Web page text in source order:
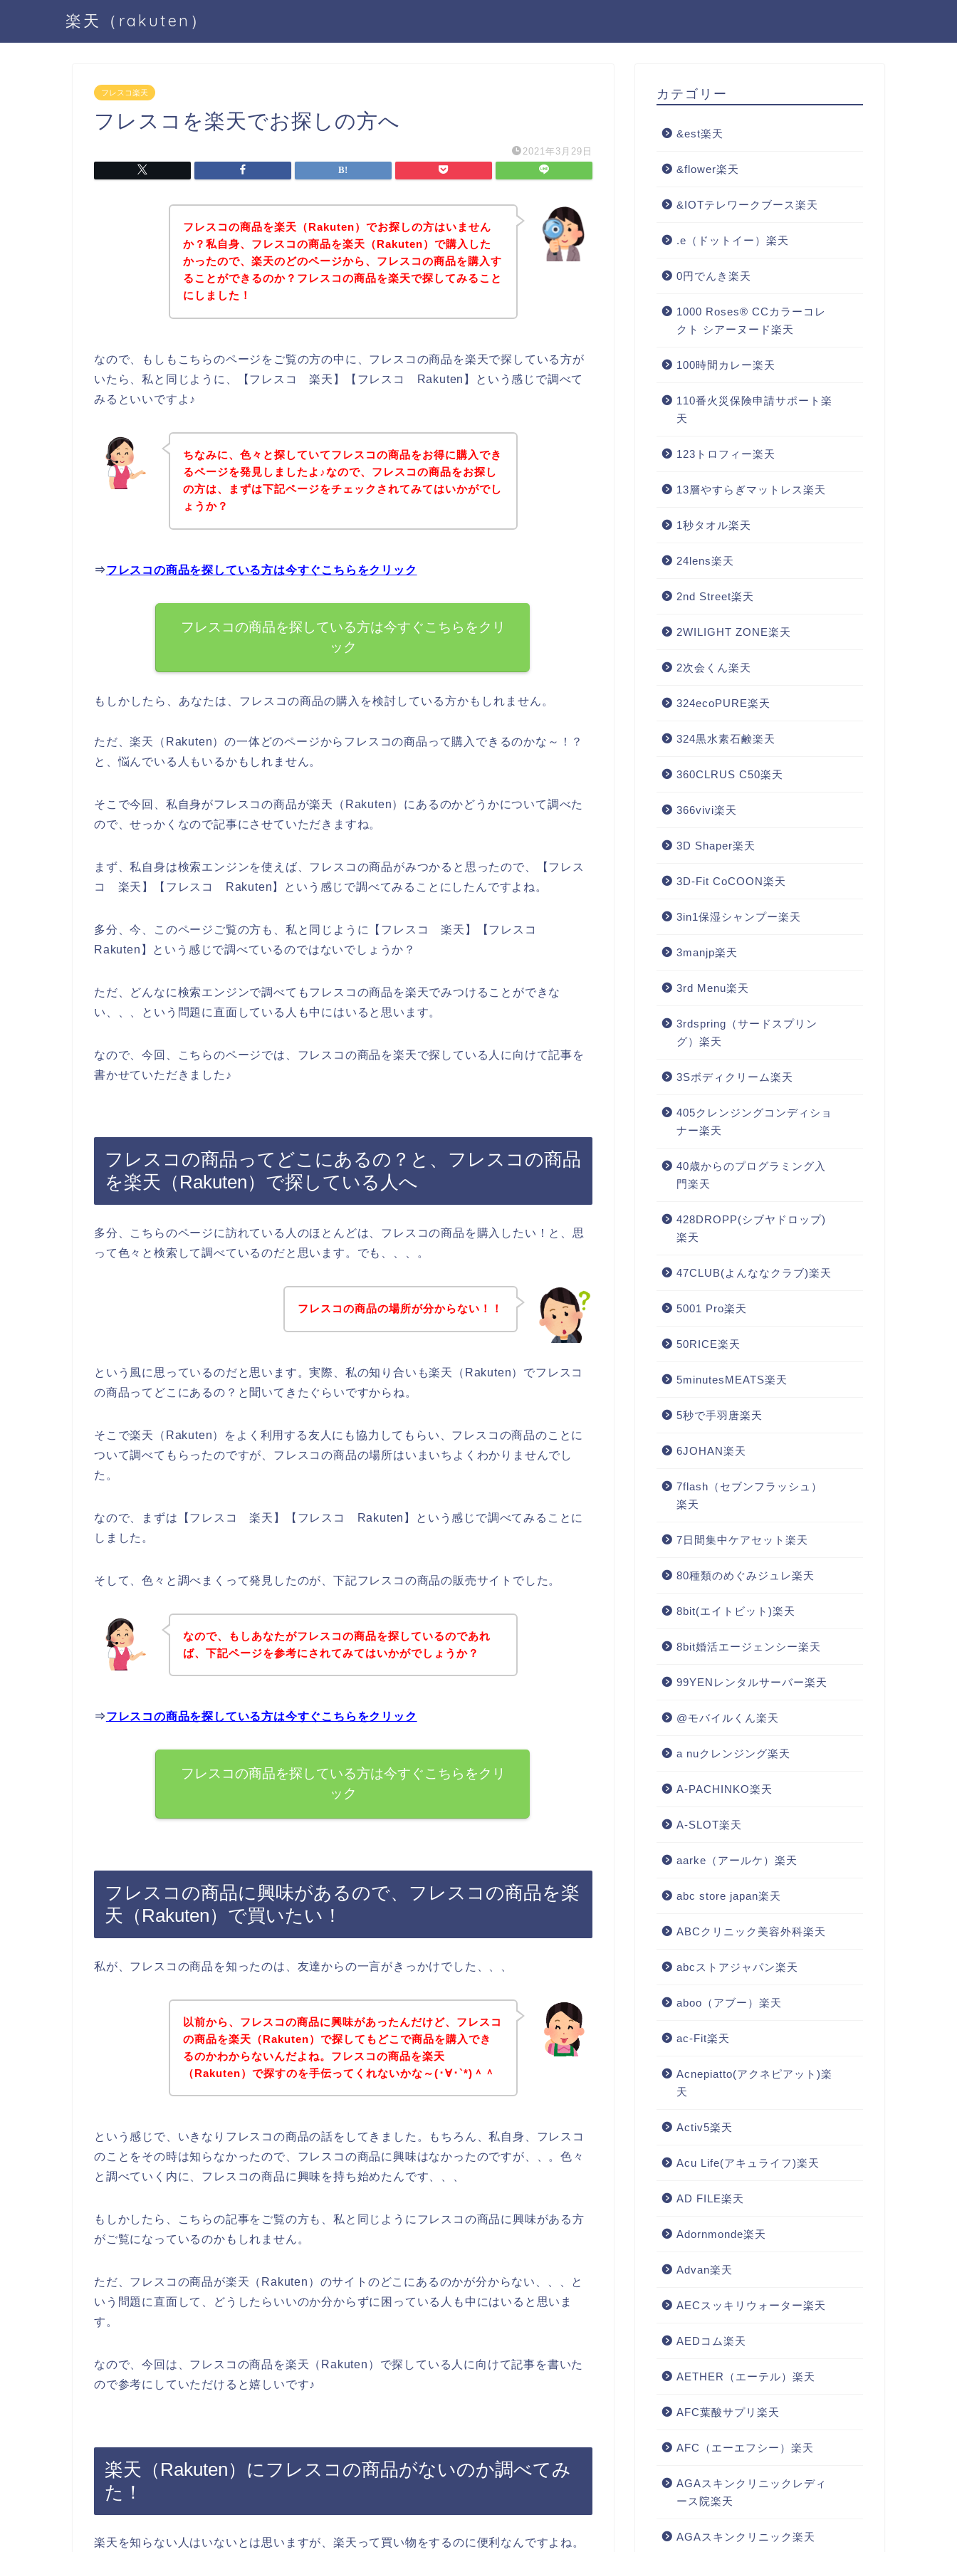
楽天（rakuten）
フレスコ楽天
フレスコを楽天でお探しの方へ
2021年3月29日
フレスコの商品を楽天（Rakuten）でお探しの方はいません
か？私自身、フレスコの商品を楽天（Rakuten）で購入した
かったので、楽天のどのページから、フレスコの商品を購入す
ることができるのか？フレスコの商品を楽天で探してみること
にしました！
なので、もしもこちらのページをご覧の方の中に、フレスコの商品を楽天で探している方が
いたら、私と同じように、【フレスコ 楽天】【フレスコ Rakuten】という感じで調べて
みるといいですよ♪
ちなみに、色々と探していてフレスコの商品をお得に購入でき
るページを発見しましたよ♪なので、フレスコの商品をお探し
の方は、まずは下記ページをチェックされてみてはいかがでし
ょうか？
⇒フレスコの商品を探している方は今すぐこちらをクリック
フレスコの商品を探している方は今すぐこちらをクリ
ック
もしかしたら、あなたは、フレスコの商品の購入を検討している方かもしれません。
ただ、楽天（Rakuten）の一体どのページからフレスコの商品って購入できるのかな～！？
と、悩んでいる人もいるかもしれません。
そこで今回、私自身がフレスコの商品が楽天（Rakuten）にあるのかどうかについて調べた
ので、せっかくなので記事にさせていただきますね。
まず、私自身は検索エンジンを使えば、フレスコの商品がみつかると思ったので、【フレス
コ 楽天】【フレスコ Rakuten】という感じで調べてみることにしたんですよね。
多分、今、このページご覧の方も、私と同じように【フレスコ 楽天】【フレスコ
Rakuten】という感じで調べているのではないでしょうか？
ただ、どんなに検索エンジンで調べてもフレスコの商品を楽天でみつけることができな
い、、、という問題に直面している人も中にはいると思います。
なので、今回、こちらのページでは、フレスコの商品を楽天で探している人に向けて記事を
書かせていただきました♪
フレスコの商品ってどこにあるの？と、フレスコの商品
を楽天（Rakuten）で探している人へ
多分、こちらのページに訪れている人のほとんどは、フレスコの商品を購入したい！と、思
って色々と検索して調べているのだと思います。でも、、、。
フレスコの商品の場所が分からない！！
という風に思っているのだと思います。実際、私の知り合いも楽天（Rakuten）でフレスコ
の商品ってどこにあるの？と聞いてきたぐらいですからね。
そこで楽天（Rakuten）をよく利用する友人にも協力してもらい、フレスコの商品のことに
ついて調べてもらったのですが、フレスコの商品の場所はいまいちよくわかりませんでし
た。
なので、まずは【フレスコ 楽天】【フレスコ Rakuten】という感じで調べてみることに
しました。
そして、色々と調べまくって発見したのが、下記フレスコの商品の販売サイトでした。
なので、もしあなたがフレスコの商品を探しているのであれ
ば、下記ページを参考にされてみてはいかがでしょうか？
⇒フレスコの商品を探している方は今すぐこちらをクリック
フレスコの商品を探している方は今すぐこちらをクリ
ック
フレスコの商品に興味があるので、フレスコの商品を楽
天（Rakuten）で買いたい！
私が、フレスコの商品を知ったのは、友達からの一言がきっかけでした、、、
以前から、フレスコの商品に興味があったんだけど、フレスコ
の商品を楽天（Rakuten）で探してもどこで商品を購入でき
るのかわからないんだよね。フレスコの商品を楽天
（Rakuten）で探すのを手伝ってくれないかな～(･∀･`*)＾＾
という感じで、いきなりフレスコの商品の話をしてきました。もちろん、私自身、フレスコ
のことをその時は知らなかったので、フレスコの商品に興味はなかったのですが、、。色々
と調べていく内に、フレスコの商品に興味を持ち始めたんです、、、
もしかしたら、こちらの記事をご覧の方も、私と同じようにフレスコの商品に興味がある方
がご覧になっているのかもしれません。
ただ、フレスコの商品が楽天（Rakuten）のサイトのどこにあるのかが分からない、、、と
いう問題に直面して、どうしたらいいのか分からずに困っている人も中にはいると思いま
す。
なので、今回は、フレスコの商品を楽天（Rakuten）で探している人に向けて記事を書いた
ので参考にしていただけると嬉しいです♪
楽天（Rakuten）にフレスコの商品がないのか調べてみ
た！
楽天を知らない人はいないとは思いますが、楽天って買い物をするのに便利なんですよね。
カテゴリー
&est楽天
&flower楽天
&IOTテレワークブース楽天
.e（ドットイー）楽天
0円でんき楽天
1000 Roses® CCカラーコレ
クト シアーヌード楽天
100時間カレー楽天
110番火災保険申請サポート楽
天
123トロフィー楽天
13層やすらぎマットレス楽天
1秒タオル楽天
24lens楽天
2nd Street楽天
2WILIGHT ZONE楽天
2次会くん楽天
324ecoPURE楽天
324黒水素石鹸楽天
360CLRUS C50楽天
366vivi楽天
3D Shaper楽天
3D-Fit CoCOON楽天
3in1保湿シャンプー楽天
3manjp楽天
3rd Menu楽天
3rdspring（サードスプリン
グ）楽天
3Sボディクリーム楽天
405クレンジングコンディショ
ナー楽天
40歳からのプログラミング入
門楽天
428DROPP(シブヤドロップ)
楽天
47CLUB(よんななクラブ)楽天
5001 Pro楽天
50RICE楽天
5minutesMEATS楽天
5秒で手羽唐楽天
6JOHAN楽天
7flash（セブンフラッシュ）
楽天
7日間集中ケアセット楽天
80種類のめぐみジュレ楽天
8bit(エイトビット)楽天
8bit婚活エージェンシー楽天
99YENレンタルサーバー楽天
@モバイルくん楽天
a nuクレンジング楽天
A-PACHINKO楽天
A-SLOT楽天
aarke（アールケ）楽天
abc store japan楽天
ABCクリニック美容外科楽天
abcストアジャパン楽天
aboo（アブー）楽天
ac-Fit楽天
Acnepiatto(アクネピアット)楽
天
Activ5楽天
Acu Life(アキュライフ)楽天
AD FILE楽天
Adornmonde楽天
Advan楽天
AECスッキリウォーター楽天
AEDコム楽天
AETHER（エーテル）楽天
AFC葉酸サプリ楽天
AFC（エーエフシー）楽天
AGAスキンクリニックレディ
ース院楽天
AGAスキンクリニック楽天